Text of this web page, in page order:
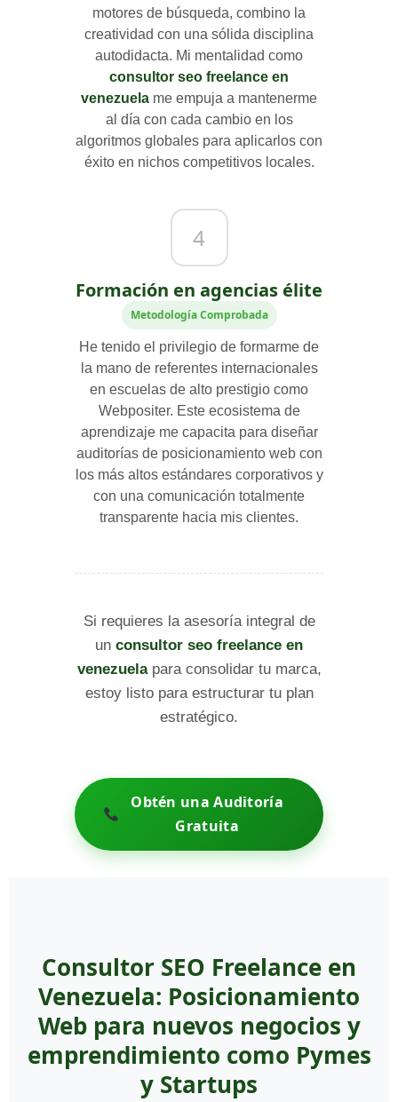
motores de búsqueda, combino la
creatividad con una sólida disciplina
autodidacta. Mi mentalidad como
consultor seo freelance en
venezuela me empuja a mantenerme
al día con cada cambio en los
algoritmos globales para aplicarlos con
éxito en nichos competitivos locales.
4
Formación en agencias élite
Metodología Comprobada
He tenido el privilegio de formarme de
la mano de referentes internacionales
en escuelas de alto prestigio como
Webpositer. Este ecosistema de
aprendizaje me capacita para diseñar
auditorías de posicionamiento web con
los más altos estándares corporativos y
con una comunicación totalmente
transparente hacia mis clientes.
Si requieres la asesoría integral de
un consultor seo freelance en
venezuelapara consolidar tu marca,
estoy listo para estructurar tu plan
estratégico.
Obtén una Auditoría
Gratuita
Consultor SEO Freelance en
Venezuela: Posicionamiento
Web para nuevos negocios y
emprendimiento como Pymes
y Startups